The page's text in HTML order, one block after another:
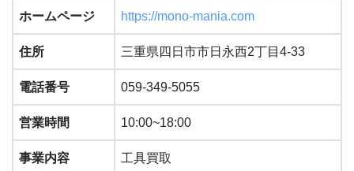
ホームページ https://mono-mania.com
住所 三重県四日市市日永西2丁目4-33
電話番号 059-349-5055
営業時間 10:00~18:00
事業内容 工具買取